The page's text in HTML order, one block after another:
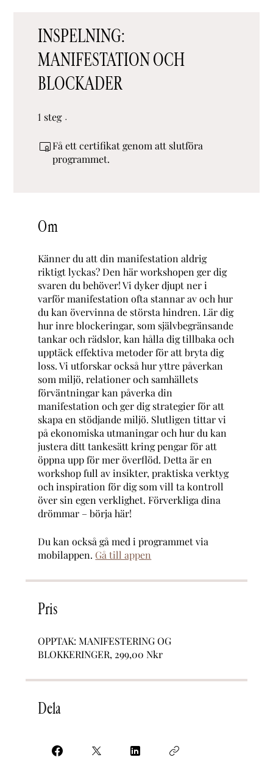
INSPELNING:
MANIFESTATION OCH
BLOCKADER
1 steg
Få ett certifikat genom att slutföra
programmet.
Om
Känner du att din manifestation aldrig
riktigt lyckas? Den här workshopen ger dig
svaren du behöver! Vi dyker djupt ner i
varför manifestation ofta stannar av och hur
du kan övervinna de största hindren. Lär dig
hur inre blockeringar, som självbegränsande
tankar och rädslor, kan hålla dig tillbaka och
upptäck effektiva metoder för att bryta dig
loss. Vi utforskar också hur yttre påverkan
som miljö, relationer och samhällets
förväntningar kan påverka din
manifestation och ger dig strategier för att
skapa en stödjande miljö. Slutligen tittar vi
på ekonomiska utmaningar och hur du kan
justera ditt tankesätt kring pengar för att
öppna upp för mer överflöd. Detta är en
workshop full av insikter, praktiska verktyg
och inspiration för dig som vill ta kontroll
över sin egen verklighet. Förverkliga dina
drömmar – börja här!
Du kan också gå med i programmet via
mobilappen. Gå till appen
Pris
OPPTAK: MANIFESTERING OG
BLOKKERINGER, 299,00 Nkr
Dela